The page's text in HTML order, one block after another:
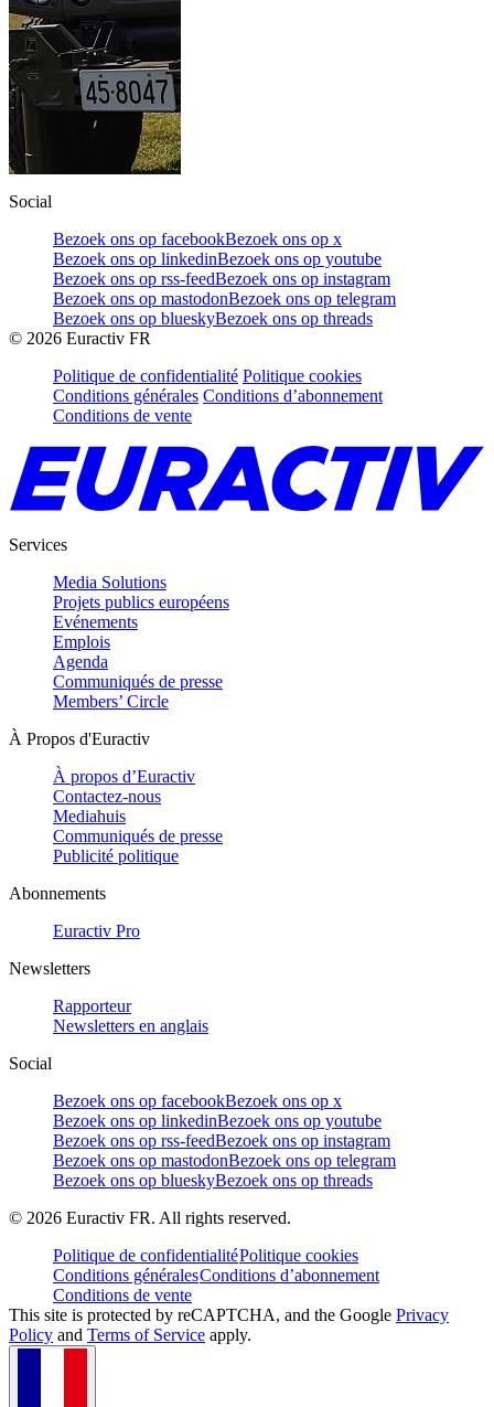
Social
Bezoek ons op facebookBezoek ons op x
Bezoek ons op linkedinBezoek ons op youtube
Bezoek ons op rss-feedBezoek ons op instagram
Bezoek ons op mastodonBezoek ons op telegram
Bezoek ons op blueskyBezoek ons op threads
© 2026 Euractiv FR
Politique de confidentialité Politique cookies
Conditions générales Conditions d’abonnement
Conditions de vente
Services
Media Solutions
Projets publics européens
Evénements
Emplois
Agenda
Communiqués de presse
Members’ Circle
À Propos d'Euractiv
À propos d’Euractiv
Contactez-nous
Mediahuis
Communiqués de presse
Publicité politique
Abonnements
Euractiv Pro
Newsletters
Rapporteur
Newsletters en anglais
Social
Bezoek ons op facebookBezoek ons op x
Bezoek ons op linkedinBezoek ons op youtube
Bezoek ons op rss-feedBezoek ons op instagram
Bezoek ons op mastodonBezoek ons op telegram
Bezoek ons op blueskyBezoek ons op threads
© 2026 Euractiv FR. All rights reserved.
Politique de confidentialitéPolitique cookies
Conditions généralesConditions d’abonnement
Conditions de vente
This site is protected by reCAPTCHA, and the Google Privacy
Policy and Terms of Service apply.